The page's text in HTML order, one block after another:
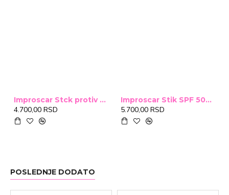
Improscar Stck protiv ožiljaka 4,6g
4.700,00 RSD
Improscar Stik SPF 50+ Conceal 6,9g (tonirani)
5.700,00 RSD
POSLEDNJE DODATO